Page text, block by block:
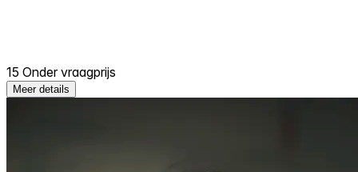
15 Onder vraagprijs
Meer details